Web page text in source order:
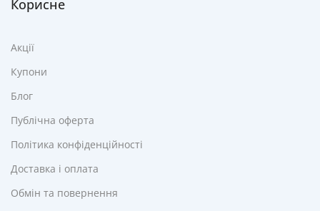
Корисне
Акції
Купони
Блог
Публічна оферта
Політика конфіденційності
Доставка і оплата
Обмін та повернення